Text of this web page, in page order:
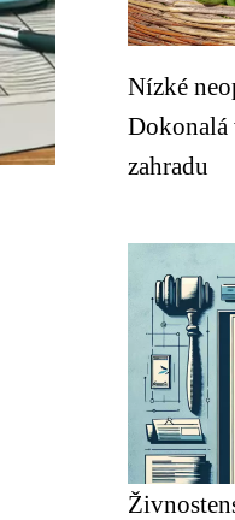
Nízké
Dokonalá
zahradu